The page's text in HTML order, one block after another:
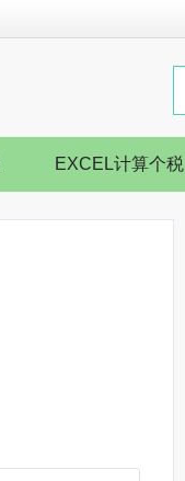
EXCEL计算个税